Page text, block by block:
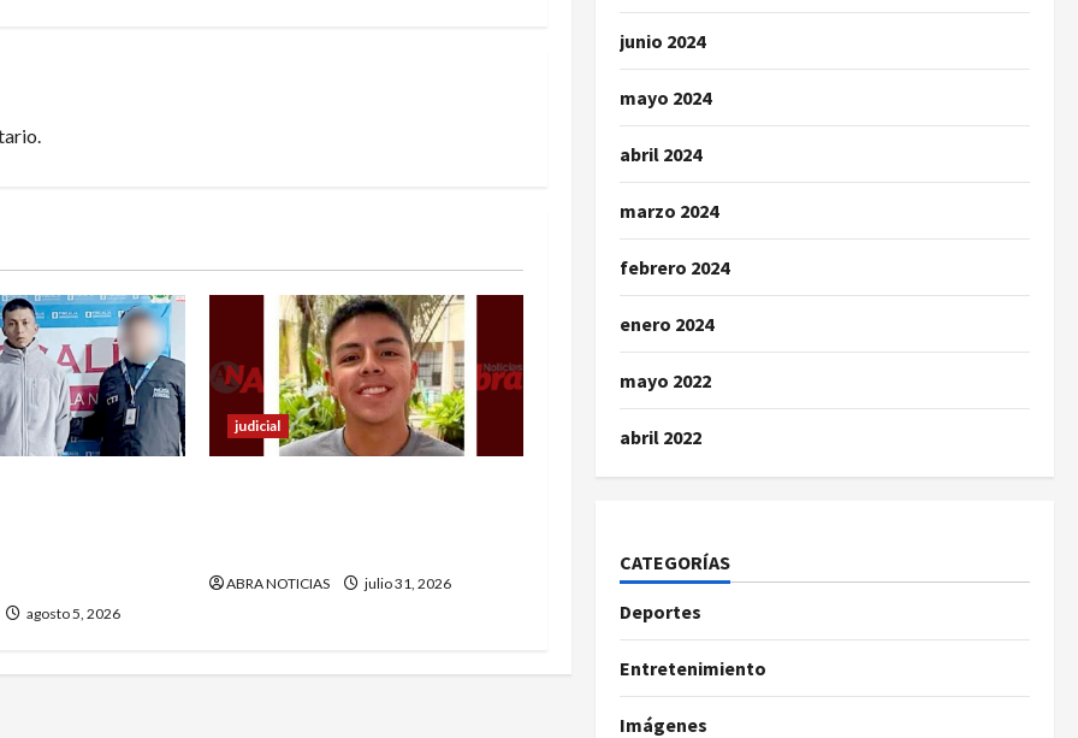
agosto 5, 2026
judicial
ABRA NOTICIAS julio 31, 2026
junio 2024
mayo 2024
abril 2024
marzo 2024
febrero 2024
enero 2024
mayo 2022
abril 2022
CATEGORÍAS
Deportes
Entretenimiento
Imágenes